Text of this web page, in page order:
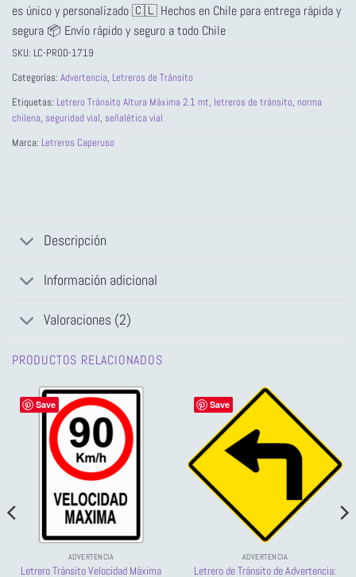
es único y personalizado 🇨🇱 Hechos en Chile para entrega rápida y
segura 📦 Envío rápido y seguro a todo Chile
SKU: LC-PROD-1719
Categorías: Advertencia, Letreros de Tránsito
Etiquetas: Letrero Tránsito Altura Máxima 2.1 mt, letreros de tránsito, norma
chilena, seguridad vial, señalética vial
Marca: Letreros Caperuso
Descripción
Información adicional
Valoraciones (2)
PRODUCTOS RELACIONADOS
Save
ADVERTENCIA
Letrero Tránsito Velocidad Máxima
Save
ADVERTENCIA
Letrero de Tránsito de Advertencia: